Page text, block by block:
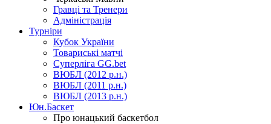
Гравці та Тренери
Адміністрація
Турніри
Кубок України
Товариські матчі
Суперліга GG.bet
ВЮБЛ (2012 р.н.)
ВЮБЛ (2011 р.н.)
ВЮБЛ (2013 р.н.)
Юн.Баскет
Про юнацький баскетбол